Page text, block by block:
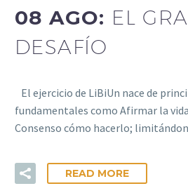
08 AGO: EL
DESAFÍO
El ejercicio de LiBiUn nace de
fundamentales como Afirmar la
Consenso cómo hacerlo;
READ MORE